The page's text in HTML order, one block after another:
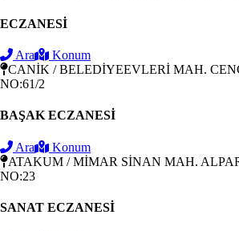
ECZANESİ
Ara
Konum
CANİK / BELEDİYEEVLERİ MAH.
NO:61/2
BAŞAK ECZANESİ
Ara
Konum
ATAKUM / MİMAR SİNAN MAH.
NO:23
SANAT ECZANESİ